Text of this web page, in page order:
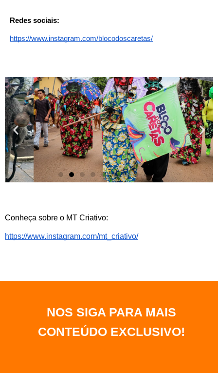
Redes sociais:
https://www.instagram.com/blocodoscaretas/
Conheça sobre o MT Criativo:
https://www.instagram.com/mt_criativo/
NOS SIGA PARA MAIS
CONTEÚDO EXCLUSIVO!